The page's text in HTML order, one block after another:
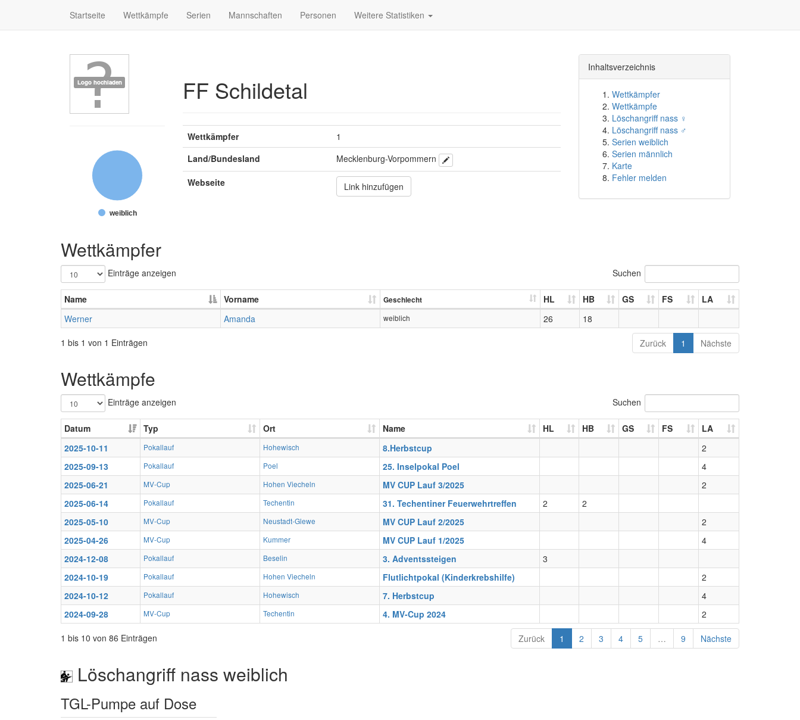
Startseite Wettkämpfe Serien Mannschaften Personen Weitere Statistiken
weiblich
FF Schildetal
Wettkämpfer
1
Land/Bundesland
Mecklenburg-Vorpommern
Webseite
Link hinzufügen
Inhaltsverzeichnis
Wettkämpfer
Wettkämpfe
Löschangriff nass ♀
Löschangriff nass ♂
Serien weiblich
Serien männlich
Karte
Fehler melden
Wettkämpfer
Einträge anzeigen Suchen
Name Vorname Geschlecht HL HB GS FS
LA
Werner
Amanda weiblich 26
18
1 bis 1 von 1 Einträgen
Zurück 1 Nächste
Wettkämpfe
Einträge anzeigen Suchen
Datum Typ Ort Name HL HB GS FS
LA
2025-10-11
Pokallauf Hohewisch 8.Herbstcup
2
2025-09-13
Pokallauf Poel 25. Inselpokal Poel
4
2025-06-21
MV-Cup Hohen Viecheln MV CUP Lauf 3/2025
2
2025-06-14
Pokallauf Techentin 31. Techentiner Feuerwehrtreffen 2
2
2025-05-10
MV-Cup Neustadt-Glewe MV CUP Lauf 2/2025
2
2025-04-26
MV-Cup Kummer MV CUP Lauf 1/2025
4
2024-12-08
Pokallauf Beselin 3. Adventssteigen
3
2024-10-19
Pokallauf Hohen Viecheln Flutlichtpokal (Kinderkrebshilfe)
2
2024-10-12
Pokallauf Hohewisch 7. Herbstcup
4
2024-09-28
MV-Cup Techentin 4. MV-Cup 2024
2
1 bis 10 von 86 Einträgen
Zurück 1 2 3 4 5 … 9 Nächste
Löschangriff nass weiblich
TGL-Pumpe auf Dose